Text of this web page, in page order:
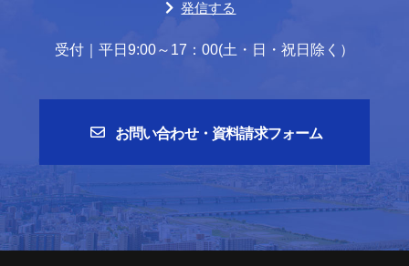
発信する
受付｜平日9:00～17：00(土・日・祝日除く）
お問い合わせ・資料請求フォーム